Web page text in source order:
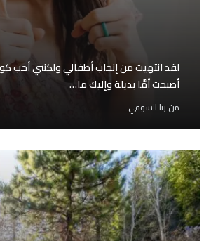
لقد انتهيت من إنجاب أطفالي ولكنني أحب
أصبحت أمًّا بديلة وإليك ما…
من رنا السوقي